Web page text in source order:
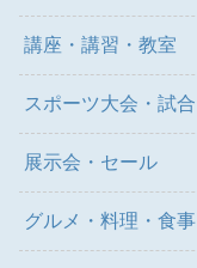
講座・講習・教室
スポーツ大会・試合
展示会・セール
グルメ・料理・食事